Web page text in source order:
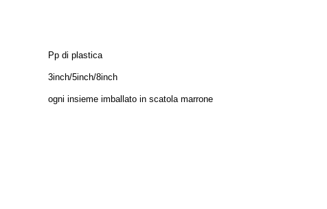
Pp di plastica
3inch/5inch/8inch
ogni insieme imballato in scatola marrone